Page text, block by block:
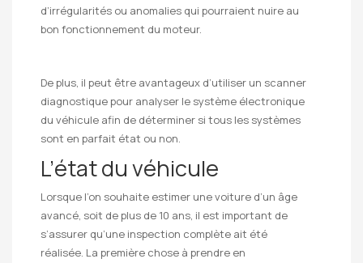
d’irrégularités ou anomalies qui pourraient nuire au
bon fonctionnement du moteur.
De plus, il peut être avantageux d’utiliser un scanner
diagnostique pour analyser le système électronique
du véhicule afin de déterminer si tous les systèmes
sont en parfait état ou non.
L’état du véhicule
Lorsque l’on souhaite estimer une voiture d’un âge
avancé, soit de plus de 10 ans, il est important de
s’assurer qu’une inspection complète ait été
réalisée. La première chose à prendre en